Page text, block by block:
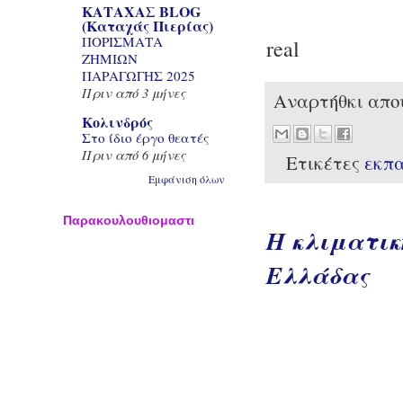
real
Αναρτήθκι
Ετικέτες
Η
Ελλάδας
ΚΑΤΑΧΑΣ BLOG
(Καταχάς Πιερίας)
ΠΟΡΙΣΜΑΤΑ
ΖΗΜΙΩΝ
ΠΑΡΑΓΩΓΗΣ 2025
Πριν από 3 μήνες
Κολινδρός
Στο ίδιο έργο θεατές
Πριν από 6 μήνες
Εμφάνιση όλων
Παρακουλουθιομαστι